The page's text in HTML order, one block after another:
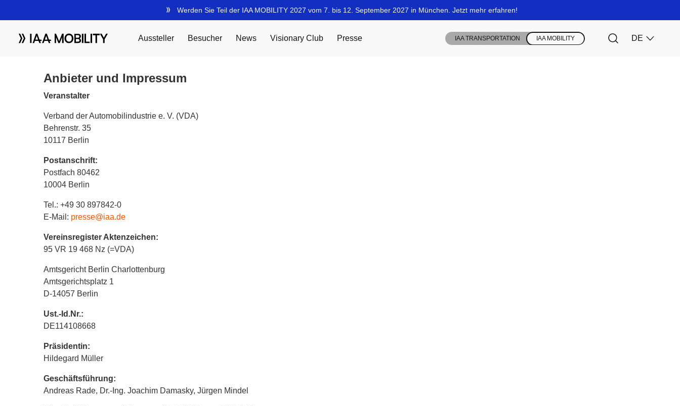
Anbieter und Impressum
Veranstalter
Verband der Automobilindustrie e. V. (VDA)
Behrenstr. 35
10117 Berlin
Postanschrift:
Postfach 80462
10004 Berlin
Tel.: +49 30 897842-0
E-Mail: presse@iaa.de
Vereinsregister Aktenzeichen:
95 VR 19 468 Nz (=VDA)
Amtsgericht Berlin Charlottenburg
Amtsgerichtsplatz 1
D-14057 Berlin
Ust.-Id.Nr.:
DE114108668
Präsidentin:
Hildegard Müller
Geschäftsführung:
Andreas Rade, Dr.-Ing. Joachim Damasky, Jürgen Mindel